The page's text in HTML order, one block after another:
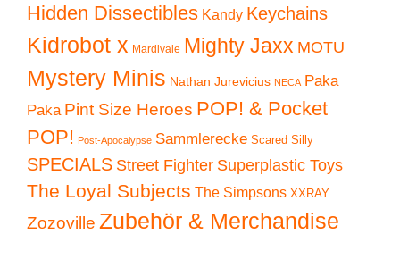
Hidden Dissectibles Kandy Keychains
Kidrobot x Mardivale Mighty Jaxx MOTU
Mystery Minis Nathan Jurevicius NECA Paka
Paka Pint Size Heroes POP! & Pocket
POP! Post-Apocalypse Sammlerecke Scared Silly
SPECIALS Street Fighter Superplastic Toys
The Loyal Subjects The Simpsons XXRAY
Zozoville Zubehör & Merchandise